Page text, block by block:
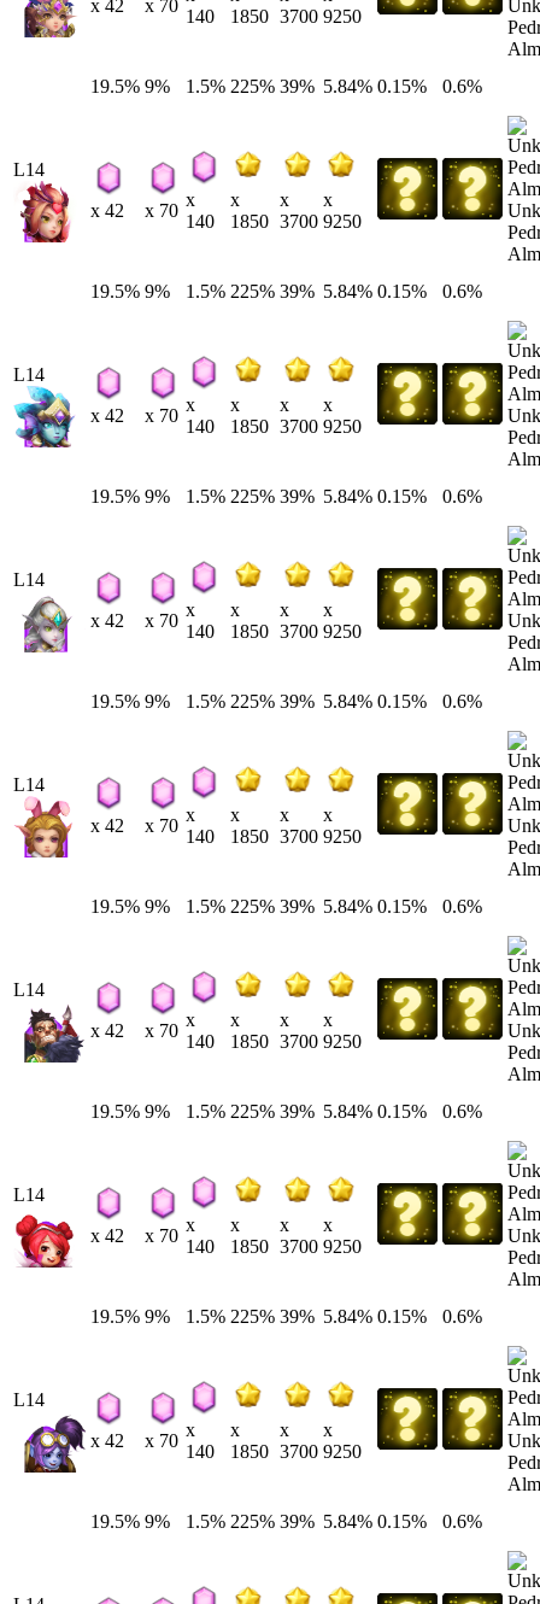
x 42 x 70
140
1850 3700 9250
19.5% 9% 1.5% 225% 39% 5.84% 0.15% 0.6%
L14
x 42 x 70
x
140
x
1850
x
3700
x
9250
19.5% 9% 1.5% 225% 39% 5.84% 0.15% 0.6%
L14
x 42 x 70
x
140
x
1850
x
3700
x
9250
19.5% 9% 1.5% 225% 39% 5.84% 0.15% 0.6%
L14
x 42 x 70
x
140
x
1850
x
3700
x
9250
19.5% 9% 1.5% 225% 39% 5.84% 0.15% 0.6%
L14
x 42 x 70
x
140
x
1850
x
3700
x
9250
19.5% 9% 1.5% 225% 39% 5.84% 0.15% 0.6%
L14
x 42 x 70
x
140
x
1850
x
3700
x
9250
19.5% 9% 1.5% 225% 39% 5.84% 0.15% 0.6%
L14
x 42 x 70
x
140
x
1850
x
3700
x
9250
19.5% 9% 1.5% 225% 39% 5.84% 0.15% 0.6%
L14
x 42 x 70
x
140
x
1850
x
3700
x
9250
19.5% 9% 1.5% 225% 39% 5.84% 0.15% 0.6%